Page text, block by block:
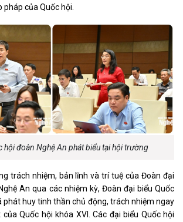
pháp của Quốc hội.
hội đoàn Nghệ An phát biểu tại hội trường
trách nhiệm, bản lĩnh và trí tuệ của Đoàn đại
An qua các nhiệm kỳ, Đoàn đại biểu Quốc
phát huy tinh thần chủ động, trách nhiệm ngay
Quốc hội khóa XVI. Các đại biểu Quốc hội